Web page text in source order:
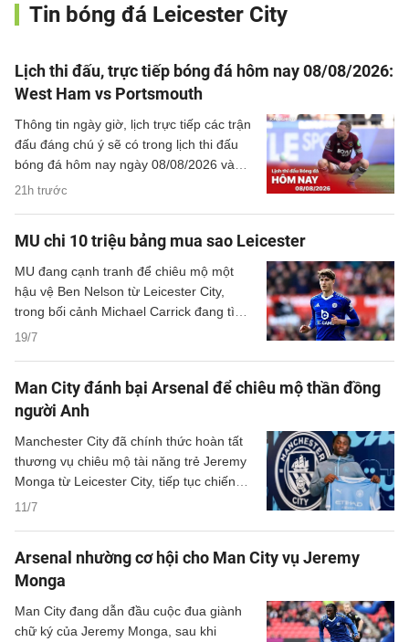
Tin bóng đá Leicester City
Lịch thi đấu, trực tiếp bóng đá hôm nay 08/08/2026:
West Ham vs Portsmouth
21h trước
Thông tin ngày giờ, lịch trực tiếp các trận
đấu đáng chú ý sẽ có trong lịch thi đấu
bóng đá hôm nay ngày 08/08/2026 và
rạng sáng mai cùng kênh phát sóng trực
MU chi 10 triệu bảng mua sao Leicester
19/7
MU đang cạnh tranh để chiêu mộ một
hậu vệ Ben Nelson từ Leicester City,
trong bối cảnh Michael Carrick đang tìm
cách tăng cường đội hình.
Man City đánh bại Arsenal để chiêu mộ thần đồng
người Anh
11/7
Manchester City đã chính thức hoàn tất
thương vụ chiêu mộ tài năng trẻ Jeremy
Monga từ Leicester City, tiếp tục chiến
lược đầu tư vào những cầu thủ giàu tiềm
Arsenal nhường cơ hội cho Man City vụ Jeremy
Monga
Man City đang dẫn đầu cuộc đua giành
chữ ký của Jeremy Monga, sau khi